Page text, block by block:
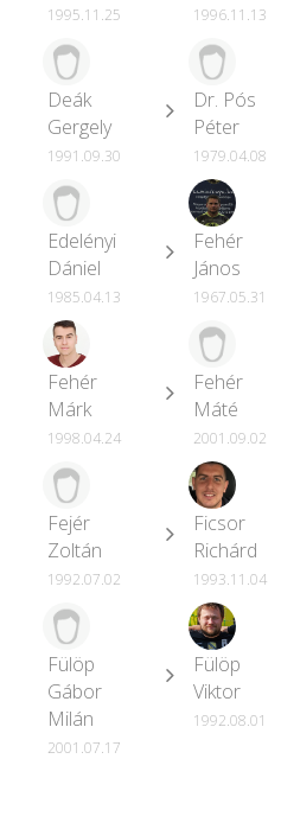
1995.11.25 1996.11.13
Deák
Gergely
1991.09.30
Dr. Pós
Péter
1979.04.08
Edelényi
Dániel
1985.04.13
Fehér
János
1967.05.31
Fehér
Márk
1998.04.24
Fehér
Máté
2001.09.02
Fejér
Zoltán
1992.07.02
Ficsor
Richárd
1993.11.04
Fülöp
Gábor
Milán
2001.07.17
Fülöp
Viktor
1992.08.01